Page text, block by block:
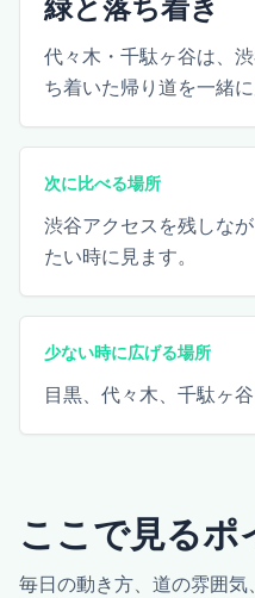
緑と落ち着き
代々木・千駄ヶ谷は、
ち着いた帰り道を一緒
次に比べる場所
渋谷アクセスを残しな
たい時に見ます。
少ない時に広げる場所
目黒、代々木、千駄ヶ
ここで見るポ
毎日の動き方、道の雰囲気